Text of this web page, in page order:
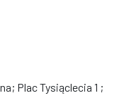
Plac Tysiąclecia 1 ;